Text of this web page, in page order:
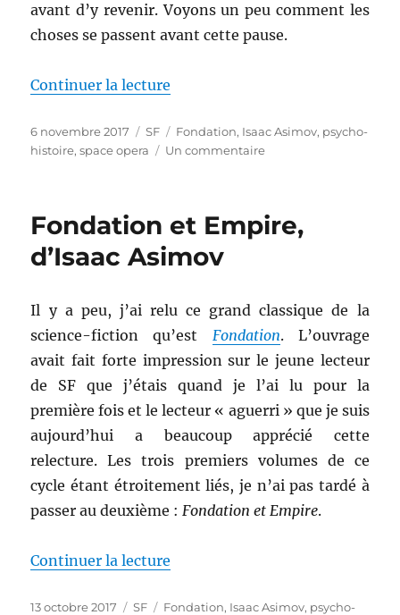
avant d’y revenir. Voyons un peu comment les
choses se passent avant cette pause.
Continuer la lecture
Publié
le
6 novembre 2017 Catégories
SF Étiquettes
Fondation, Isaac Asimov, psycho-
histoire,space opera Un commentairesur
Asimov
Fondation et Empire,
d’Isaac Asimov
Il y a peu, j’ai relu ce grand classique de la
science-fiction qu’est Fondation. L’ouvrage
avait fait forte impression sur le jeune lecteur
de SF que j’étais quand je l’ai lu pour la
première fois et le lecteur « aguerri » que je suis
aujourd’hui a beaucoup apprécié cette
relecture. Les trois premiers volumes de ce
cycle étant étroitement liés, je n’ai pas tardé à
passer au deuxième :Fondation et Empire.
Continuer la lecture
Publié
13 octobre 2017 Catégories
SF Étiquettes
Fondation, Isaac Asimov, psycho-